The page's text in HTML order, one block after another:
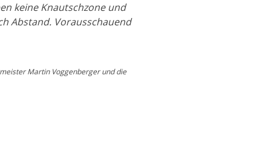
keine Knautschzone und
Abstand. Vorausschauend
Martin Voggenberger und die